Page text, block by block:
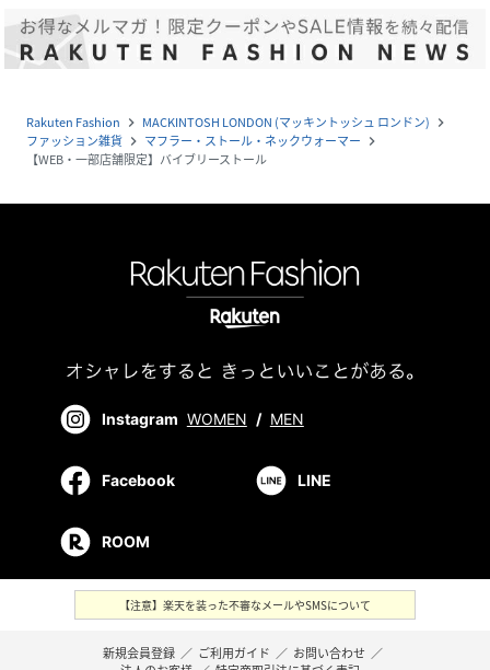
Rakuten Fashion navigate_next MACKINTOSH LONDON (マッキントッシュ ロンドン) navigate_next
ファッション雑貨 navigate_next マフラー・ストール・ネックウォーマー navigate_next
【WEB・一部店舗限定】バイブリーストール
Instagram WOMEN / MEN
Facebook LINE
ROOM
【注意】楽天を装った不審なメールやSMSについて
新規会員登録 ／ ご利用ガイド ／ お問い合わせ ／